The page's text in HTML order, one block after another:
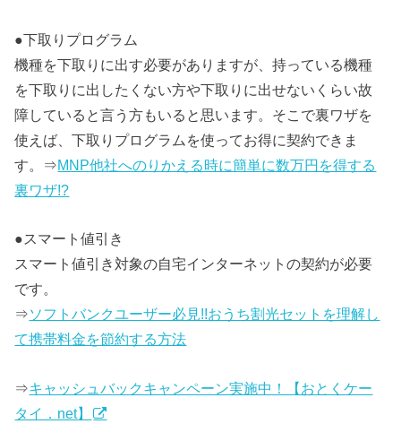
●下取りプログラム
機種を下取りに出す必要がありますが、持っている機種
を下取りに出したくない方や下取りに出せないくらい故
障していると言う方もいると思います。そこで裏ワザを
使えば、下取りプログラムを使ってお得に契約できま
す。⇒MNP他社へのりかえる時に簡単に数万円を得する
裏ワザ!?
●スマート値引き
スマート値引き対象の自宅インターネットの契約が必要
です。
⇒ソフトバンクユーザー必見!!おうち割光セットを理解し
て携帯料金を節約する方法
⇒キャッシュバックキャンペーン実施中！【おとくケー
タイ．net】